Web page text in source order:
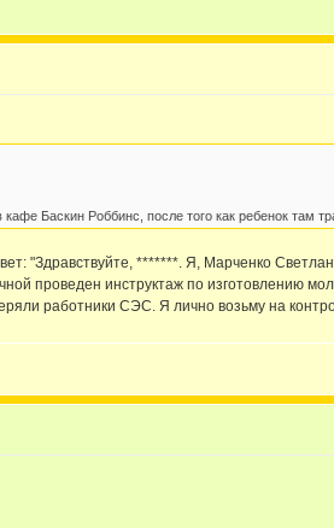
Баскин Роббинс, после того как ребенок там
"Здравствуйте, *******. Я, Марченко
проведен инструктаж по изготовлению
работники СЭС. Я лично возьму на